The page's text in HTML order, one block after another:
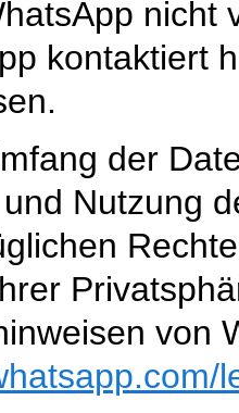
nicht
kontaktiert
der
Nutzung
von
/